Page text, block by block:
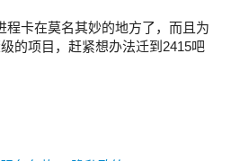
卡在莫名其妙的地方了，而且为
的项目，赶紧想办法迁到2415吧